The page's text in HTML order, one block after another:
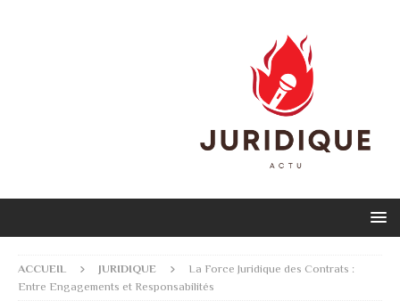
ACCUEIL JURIDIQUE
La Force Juridique des Contrats :
Entre Engagements et Responsabilités